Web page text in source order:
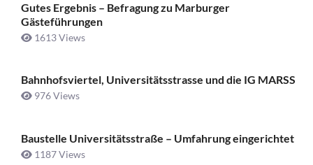
Gutes Ergebnis – Befragung zu Marburger
Gästeführungen
1613 Views
Bahnhofsviertel, Universitätsstrasse und die IG MARSS
976 Views
Baustelle Universitätsstraße ­– Umfahrung eingerichtet
1187 Views